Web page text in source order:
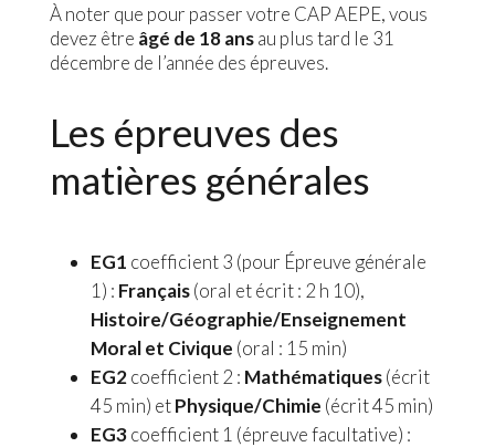
À noter que pour passer votre CAP AEPE, vous
devez être âgé de 18 ansau plus tard le 31
décembre de l’année des épreuves.
Les épreuves des
matières générales
EG1 coefficient 3 (pour Épreuve générale
1) : Français(oral et écrit : 2 h 10),
Histoire/Géographie/Enseignement
Moral et Civique (oral : 15 min)
EG2coefficient 2 : Mathématiques(écrit
45 min) etPhysique/Chimie (écrit 45 min)
EG3coefficient 1 (épreuve facultative) :